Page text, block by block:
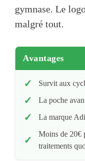
gymnase. Le
malgré tout.
Avantages
Survit aux
La poche
La marque
Moins de 20€
traitements